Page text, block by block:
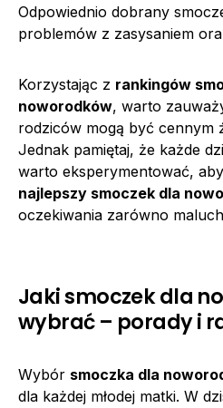
Odpowiednio dobrany
problemów z zasysaniem
Korzystając z rankingów
noworodków, warto
rodziców mogą być cennym
Jednak pamiętaj, że każde
warto eksperymentować,
najlepszy smoczek dla
oczekiwania zarówno
Jaki smoczek dla
wybrać – porady i
Wybór smoczka dla
dla każdej młodej matki. W